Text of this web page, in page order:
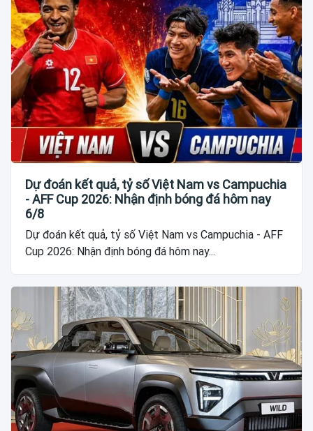
Dự đoán kết quả, tỷ số Việt Nam vs Campuchia
- AFF Cup 2026: Nhận định bóng đá hôm nay
6/8
Dự đoán kết quả, tỷ số Việt Nam vs Campuchia - AFF
Cup 2026: Nhận định bóng đá hôm nay...